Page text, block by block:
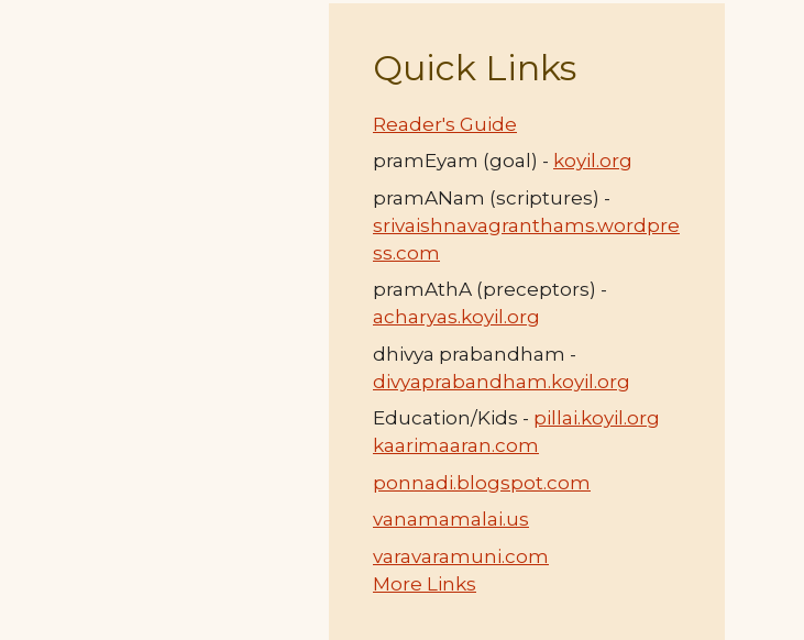
Quick Links
Reader's Guide
pramEyam (goal) - koyil.org
pramANam (scriptures) -
srivaishnavagranthams.wordpre
ss.com
pramAthA (preceptors) -
acharyas.koyil.org
dhivya prabandham -
divyaprabandham.koyil.org
Education/Kids - pillai.koyil.org
kaarimaaran.com
ponnadi.blogspot.com
vanamamalai.us
varavaramuni.com
More Links